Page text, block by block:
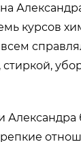
курсов